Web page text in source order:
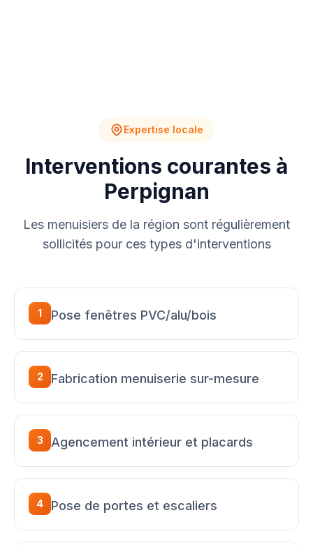
Expertise locale
Interventions courantes à
Perpignan
Les menuisiers de la région sont régulièrement
sollicités pour ces types d'interventions
1 Pose fenêtres PVC/alu/bois
2 Fabrication menuiserie sur-mesure
3 Agencement intérieur et placards
4 Pose de portes et escaliers